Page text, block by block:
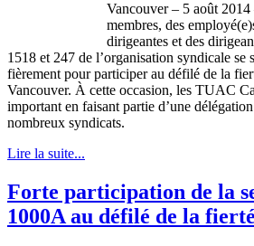
Vancouver – 5 août
membres, des
dirigeantes et des
1518 et 247 de l’organisation syndicale se
fièrement pour participer au défilé de la
Vancouver. À cette occasion, les TUAC
important en faisant partie d’une
nombreux syndicats.
Lire la suite...
Forte participation de la
1000A au défilé de la